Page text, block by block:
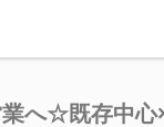
へ☆既存中心